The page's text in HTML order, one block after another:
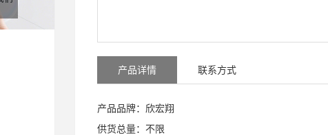
产品详情 联系方式
产品品牌：欣宏翔
供货总量：不限